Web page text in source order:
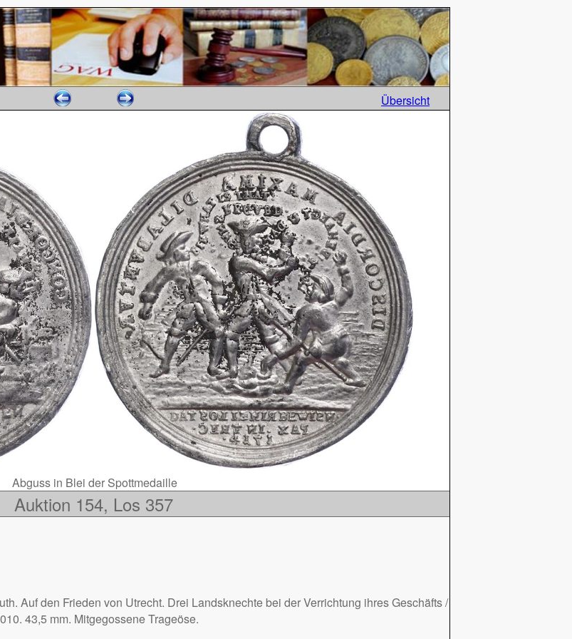
Übersicht
Abguss in Blei der Spottmedaille
Auktion 154, Los 357
Auf den Frieden von Utrecht. Drei Landsknechte bei der Verrichtung ihres Geschäfts /
43,5 mm. Mitgegossene Trageöse.